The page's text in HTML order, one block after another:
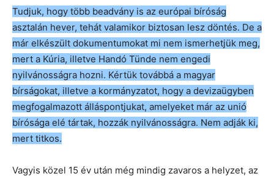
Tudjuk, hogy több beadvány is az európai bíróság
asztalán hever, tehát valamikor biztosan lesz döntés. De a
már elkészült dokumentumokat mi nem ismerhetjük meg,
mert a Kúria, illetve Handó Tünde nem engedi
nyilvánosságra hozni. Kértük továbbá a magyar
bírságokat, illetve a kormányzatot, hogy a devizaügyben
megfogalmazott álláspontjukat, amelyeket már az unió
bírósága elé tártak, hozzák nyilvánosságra. Nem adják ki,
mert titkos.
Vagyis közel 15 év után még mindig zavaros a helyzet, az